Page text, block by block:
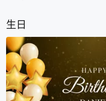
生日